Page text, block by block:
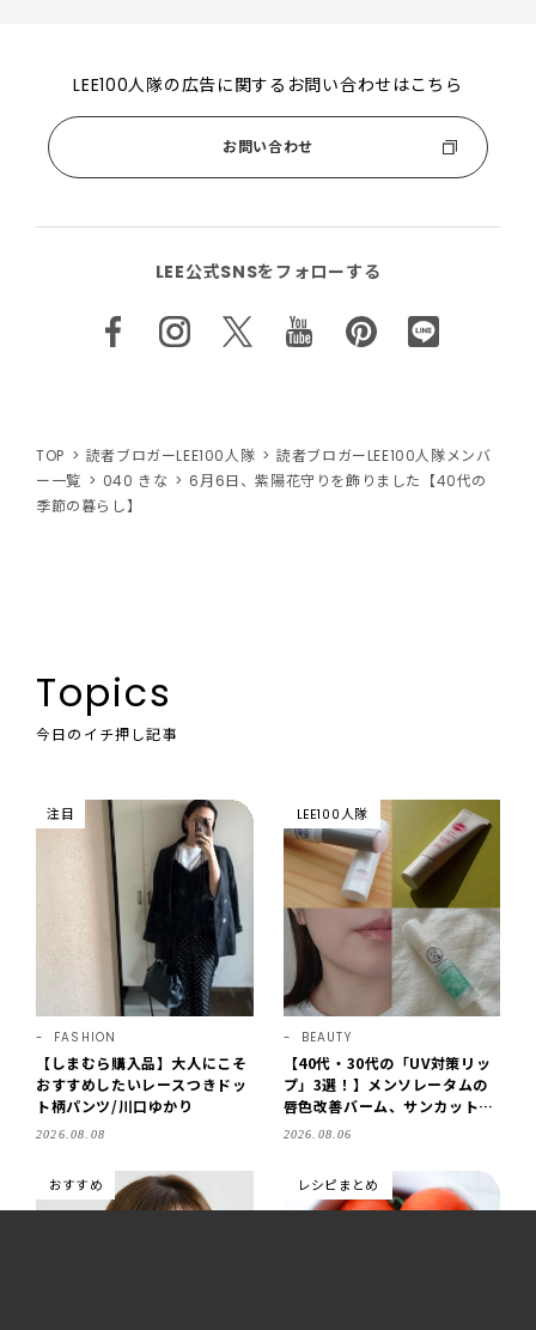
LEE100人隊の広告に関するお問い合わせはこちら
お問い合わせ
LEE公式SNSをフォローする
TOP 読者ブロガーLEE100人隊
読者ブロガーLEE100人隊メンバ
ー一覧
040 きな
6月6日、紫陽花守りを飾りました【40代の
季節の暮らし】
Topics
今日のイチ押し記事
注目
FASHION
【しまむら購入品】大人にこそ
おすすめしたいレースつきドッ
ト柄パンツ/川口ゆかり
2026.08.08
LEE100人隊
BEAUTY
【40代・30代の「UV対策リッ
プ」3選！】メンソレータムの
唇色改善バーム、サンカットな
どを「夏の紫外線対策」に愛用
2026.08.06
おすすめ レシピまとめ